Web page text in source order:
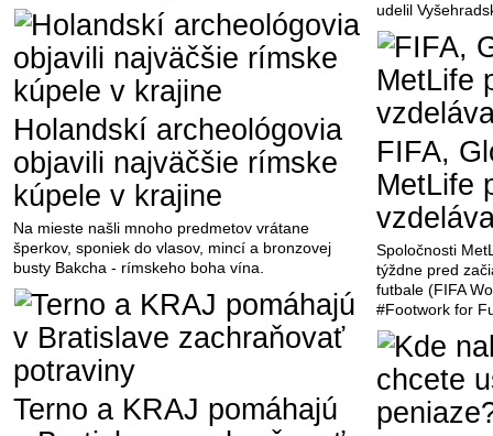
Holandskí archeológovia
objavili najväčšie rímske
kúpele v krajine
Na mieste našli mnoho predmetov vrátane
šperkov, sponiek do vlasov, mincí a bronzovej
busty Bakcha - rímskeho boha vína.
Terno a KRAJ pomáhajú
udelil
FIFA,
MetLife
Spoločnosti
týždne pred
futbale (FIFA
#Footwork for